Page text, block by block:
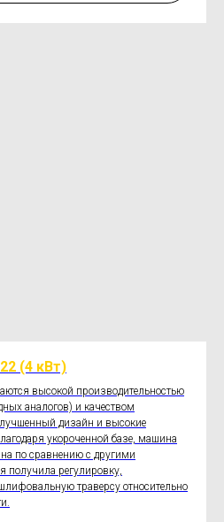
(4 кВт)
высокой производительностью
аналогов) и качеством
дизайн и высокие
укороченной базе, машина
по сравнению с другими
регулировку,
траверсу относительно